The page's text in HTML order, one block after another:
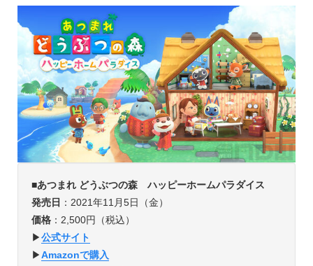
■あつまれ どうぶつの森
ハッピーホームパラダイス
発売日 ：2021年11月5日（金）
価格：2,500円（税込）
▶︎公式サイト
▶︎Amazonで購入